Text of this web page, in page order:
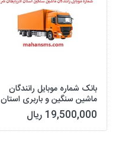
بانک شماره موبایل رانندگان
ماشین سنگین و باربری استان
اذربایجان شرقی
19,500,000 ریال